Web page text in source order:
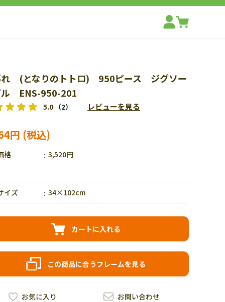
れ (となりのトトロ) 950ピース ジグソー
ル ENS-950-201
5.0 （2） レビューを見る
円
格 3,520円
イズ 34×102cm
カートに入れる
この商品に合うフレームを見る
お問い合わせ
お気に入り